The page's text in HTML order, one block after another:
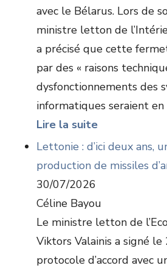
avec le Bélarus. Lors de
ministre letton de
a précisé que cette
par des « raisons
dysfonctionnements des
informatiques seraient en
Lire la suite
Lettonie : d’ici deux ans,
production de missiles
30/07/2026
Céline Bayou
Le ministre letton de
Viktors Valainis a signé
protocole d’accord avec